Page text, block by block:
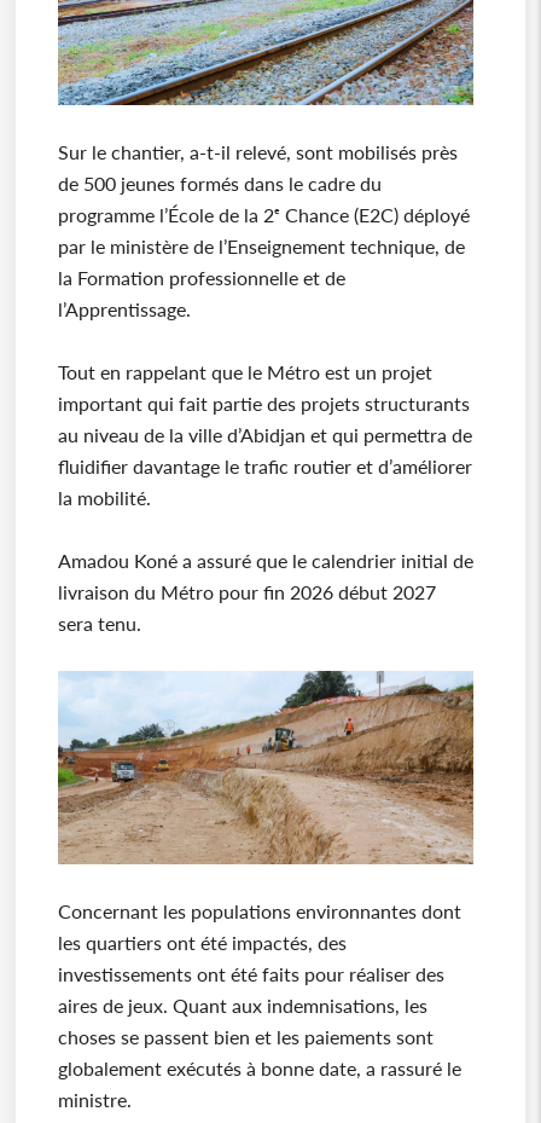
Sur le chantier, a-t-il relevé, sont mobilisés près
de 500 jeunes formés dans le cadre du
programme l’École de la 2ᵉ Chance (E2C) déployé
par le ministère de l’Enseignement technique, de
la Formation professionnelle et de
l’Apprentissage.
Tout en rappelant que le Métro est un projet
important qui fait partie des projets structurants
au niveau de la ville d’Abidjan et qui permettra de
fluidifier davantage le trafic routier et d’améliorer
la mobilité.
Amadou Koné a assuré que le calendrier initial de
livraison du Métro pour fin 2026 début 2027
sera tenu.
Concernant les populations environnantes dont
les quartiers ont été impactés, des
investissements ont été faits pour réaliser des
aires de jeux. Quant aux indemnisations, les
choses se passent bien et les paiements sont
globalement exécutés à bonne date, a rassuré le
ministre.